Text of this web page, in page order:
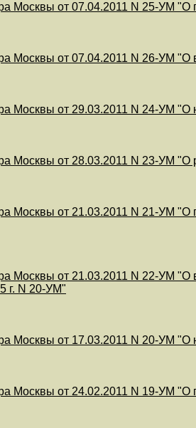
Москвы от 07.04.2011 N 25-УМ "О
Москвы от 07.04.2011 N 26-УМ "О
Москвы от 29.03.2011 N 24-УМ "О
Москвы от 28.03.2011 N 23-УМ "О
Москвы от 21.03.2011 N 21-УМ "О
Москвы от 21.03.2011 N 22-УМ "О
г. N 20-УМ"
Москвы от 17.03.2011 N 20-УМ "О
Москвы от 24.02.2011 N 19-УМ "О